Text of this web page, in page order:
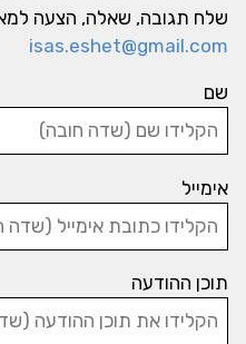
שלח תגובה, שאלה, הצעה
isas.eshet@gmail.com
שם
אימייל
תוכן ההודעה